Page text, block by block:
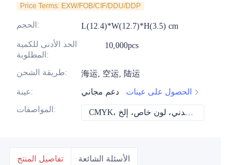
Price Terms: EXW/FOB/CIF/DDU/DDP
الحجم : L(12.4)*W(12.7)*H(3.5) cm
الحد الأدنى للكمية
المطلوبة :
10,000pcs
طريقة الشحن: 海运, 空运, 陆运
عينة: دعم مجاني
الحصول على عينات
المواصفات : CMYK، بانتون، معدني، لون خاص، إلخ
تفاصيل المنتج الأسئلة الشائعة